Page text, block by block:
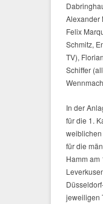
Alexander
Felix
Schmitz,
TV),
Schiffer
In der
für die 1.
für die
Hamm am
jeweiligen